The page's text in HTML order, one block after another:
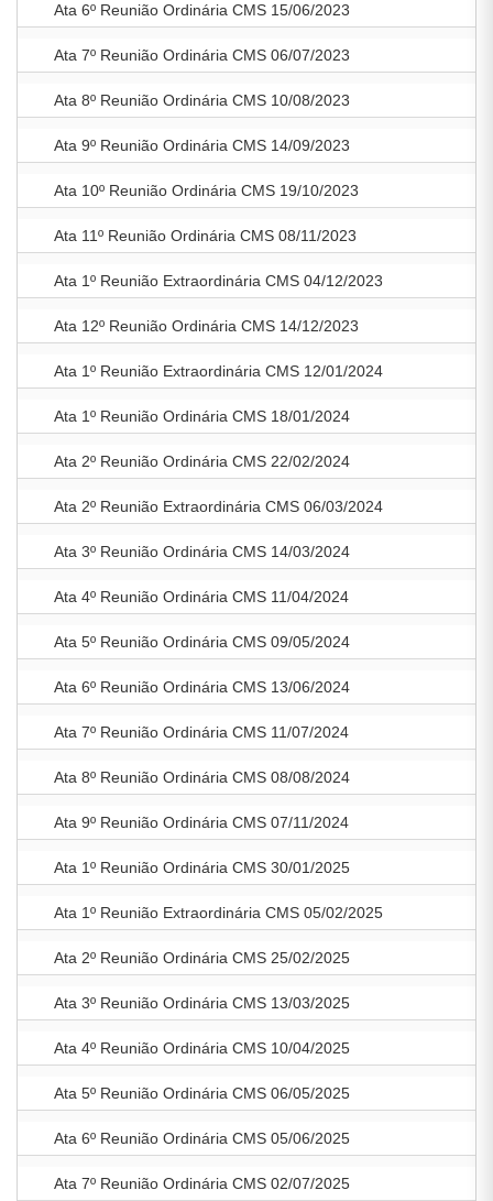
Ata 6º Reunião Ordinária CMS 15/06/2023
Ata 7º Reunião Ordinária CMS 06/07/2023
Ata 8º Reunião Ordinária CMS 10/08/2023
Ata 9º Reunião Ordinária CMS 14/09/2023
Ata 10º Reunião Ordinária CMS 19/10/2023
Ata 11º Reunião Ordinária CMS 08/11/2023
Ata 1º Reunião Extraordinária CMS 04/12/2023
Ata 12º Reunião Ordinária CMS 14/12/2023
Ata 1º Reunião Extraordinária CMS 12/01/2024
Ata 1º Reunião Ordinária CMS 18/01/2024
Ata 2º Reunião Ordinária CMS 22/02/2024
Ata 2º Reunião Extraordinária CMS 06/03/2024
Ata 3º Reunião Ordinária CMS 14/03/2024
Ata 4º Reunião Ordinária CMS 11/04/2024
Ata 5º Reunião Ordinária CMS 09/05/2024
Ata 6º Reunião Ordinária CMS 13/06/2024
Ata 7º Reunião Ordinária CMS 11/07/2024
Ata 8º Reunião Ordinária CMS 08/08/2024
Ata 9º Reunião Ordinária CMS 07/11/2024
Ata 1º Reunião Ordinária CMS 30/01/2025
Ata 1º Reunião Extraordinária CMS 05/02/2025
Ata 2º Reunião Ordinária CMS 25/02/2025
Ata 3º Reunião Ordinária CMS 13/03/2025
Ata 4º Reunião Ordinária CMS 10/04/2025
Ata 5º Reunião Ordinária CMS 06/05/2025
Ata 6º Reunião Ordinária CMS 05/06/2025
Ata 7º Reunião Ordinária CMS 02/07/2025